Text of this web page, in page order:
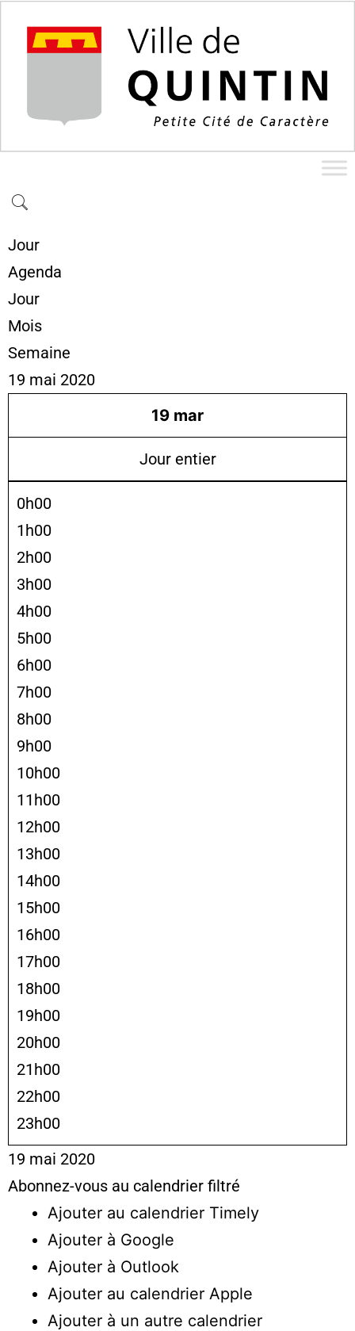
Jour
Agenda
Jour
Mois
Semaine
19 mai 2020
19 mar
Jour entier
0h00
1h00
2h00
3h00
4h00
5h00
6h00
7h00
8h00
9h00
10h00
11h00
12h00
13h00
14h00
15h00
16h00
17h00
18h00
19h00
20h00
21h00
22h00
23h00
19 mai 2020
Abonnez-vous au calendrier filtré
Ajouter au calendrier Timely
Ajouter à Google
Ajouter à Outlook
Ajouter au calendrier Apple
Ajouter à un autre calendrier